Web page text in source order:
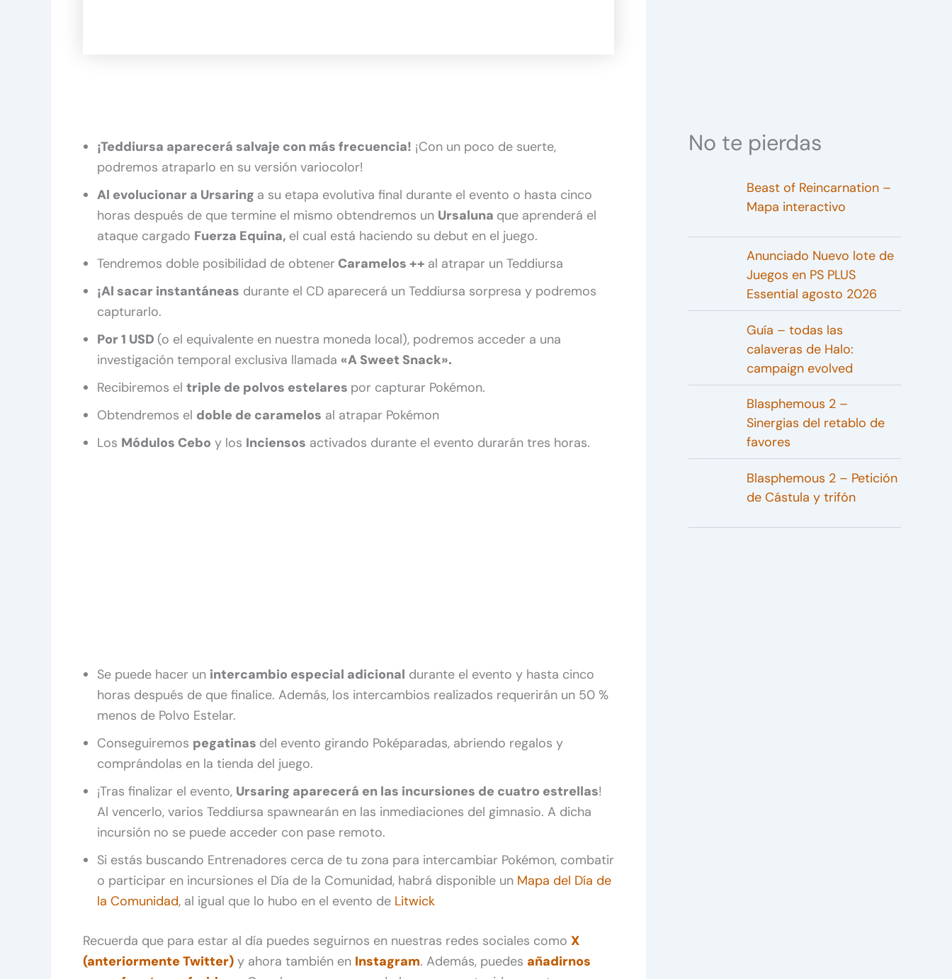
¡Teddiursa aparecerá salvaje con más frecuencia! ¡Con un poco de suerte,
podremos atraparlo en su versión variocolor!
Al evolucionar a Ursaring a su etapa evolutiva final durante el evento o hasta cinco
horas después de que termine el mismo obtendremos un Ursaluna que aprenderá el
ataque cargado Fuerza Equina, el cual está haciendo su debut en el juego.
Tendremos doble posibilidad de obtener Caramelos ++ al atrapar un Teddiursa
¡Al sacar instantáneas durante el CD aparecerá un Teddiursa sorpresa y podremos
capturarlo.
Por 1 USD (o el equivalente en nuestra moneda local), podremos acceder a una
investigación temporal exclusiva llamada «A Sweet Snack».
Recibiremos el triple de polvos estelares por capturar Pokémon.
Obtendremos el doble de caramelos al atrapar Pokémon
Los Módulos Cebo y los Inciensos activados durante el evento durarán tres horas.
Se puede hacer un intercambio especial adicional durante el evento y hasta cinco
horas después de que finalice. Además, los intercambios realizados requerirán un 50 %
menos de Polvo Estelar.
Conseguiremos pegatinas del evento girando Poképaradas, abriendo regalos y
comprándolas en la tienda del juego.
¡Tras finalizar el evento, Ursaring aparecerá en las incursiones de cuatro estrellas!
Al vencerlo, varios Teddiursa spawnearán en las inmediaciones del gimnasio. A dicha
incursión no se puede acceder con pase remoto.
Si estás buscando Entrenadores cerca de tu zona para intercambiar Pokémon, combatir
o participar en incursiones el Día de la Comunidad, habrá disponible un Mapa del Día de
la Comunidad, al igual que lo hubo en el evento de Litwick
Recuerda que para estar al día puedes seguirnos en nuestras redes sociales como X
(anteriormente Twitter) y ahora también en Instagram. Además, puedes añadirnos
No te pierdas
Beast of Reincarnation –
Mapa interactivo
Anunciado Nuevo lote de
Juegos en PS PLUS
Essential agosto 2026
Guía – todas las
calaveras de Halo:
campaign evolved
Blasphemous 2 –
Sinergias del retablo de
favores
Blasphemous 2 – Petición
de Cástula y trifón